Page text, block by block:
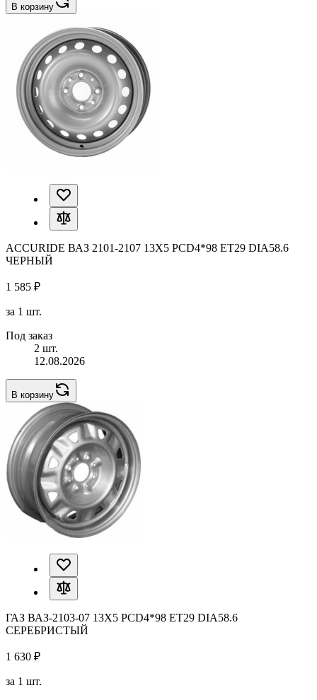
В корзину
ACCURIDE ВАЗ 2101-2107 13X5 PCD4*98 ET29 DIA58.6
ЧЕРНЫЙ
1 585 ₽
за 1 шт.
Под заказ
2 шт.
12.08.2026
В корзину
ГАЗ ВАЗ-2103-07 13X5 PCD4*98 ET29 DIA58.6
СЕРЕБРИСТЫЙ
1 630 ₽
за 1 шт.